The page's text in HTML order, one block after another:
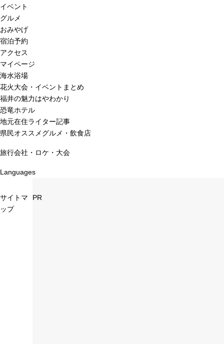
イベント
グルメ
おみやげ
宿泊予約
アクセス
マイページ
海水浴場
花火大会・イベントまとめ
福井の魅力はやわかり
恐竜ホテル
地元在住ライター記事
県民オススメグルメ・飲食店
旅行会社・ロケ・大会
Languages
サイトマ
ップ
PR